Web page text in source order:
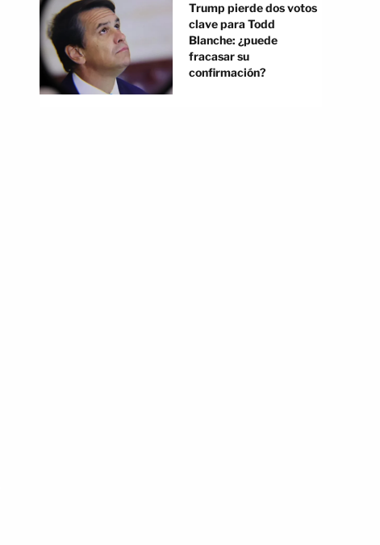
Trump pierde dos votos
clave para Todd
Blanche: ¿puede
fracasar su
confirmación?